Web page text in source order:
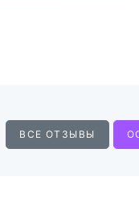
ВСЕ ОТЗЫВЫ